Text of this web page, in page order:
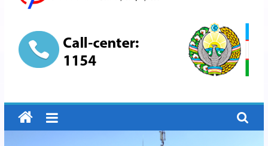
“Buxoro
hududiy
elektr
tarmoqlari